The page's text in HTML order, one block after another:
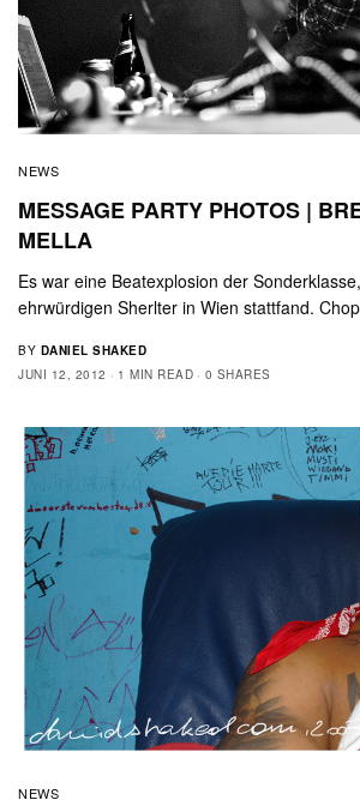
NEWS
MESSAGE PARTY PHOTOS |
MELLA
Es war eine Beatexplosion der
ehrwürdigen Sherlter in Wien stattfand.
BY DANIEL SHAKED
JUNI 12, 2012
1 MIN READ 0 SHARES
NEWS